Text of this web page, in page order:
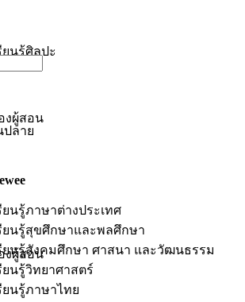
ยนรู้ศิลปะ
ลาย
นรู้ภาษาต่างประเทศ
ยนรู้สุขศึกษาและพลศึกษา
ยนรู้สังคมศึกษา ศาสนา และวัฒนธรรม
ยนรู้วิทยาศาสตร์
นรู้ภาษาไทย